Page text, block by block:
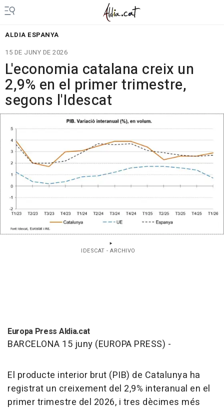
ALDIA ESPANYA
15 DE JUNY DE 2026
L'economia catalana creix un
2,9% en el primer trimestre,
segons l'Idescat
IDESCAT - ARCHIVO
Europa Press Aldia.cat
BARCELONA 15 juny (EUROPA PRESS) -
El producte interior brut (PIB) de Catalunya ha
registrat un creixement del 2,9% interanual en el
primer trimestre del 2026, i tres dècimes més